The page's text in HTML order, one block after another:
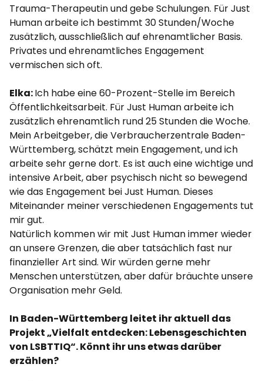
Trauma-Therapeutin und gebe Schulungen. Für Just
Human arbeite ich bestimmt 30 Stunden/Woche
zusätzlich, ausschließlich auf ehrenamtlicher Basis.
Privates und ehrenamtliches Engagement
vermischen sich oft.
Elka:Ich habe eine 60-Prozent-Stelle im Bereich
Öffentlichkeitsarbeit. Für Just Human arbeite ich
zusätzlich ehrenamtlich rund 25 Stunden die Woche.
Mein Arbeitgeber, die Verbraucherzentrale Baden-
Württemberg, schätzt mein Engagement, und ich
arbeite sehr gerne dort. Es ist auch eine wichtige und
intensive Arbeit, aber psychisch nicht so bewegend
wie das Engagement bei Just Human. Dieses
Miteinander meiner verschiedenen Engagements tut
mir gut.
Natürlich kommen wir mit Just Human immer wieder
an unsere Grenzen, die aber tatsächlich fast nur
finanzieller Art sind. Wir würden gerne mehr
Menschen unterstützen, aber dafür bräuchte unsere
Organisation mehr Geld.
In Baden-Württemberg leitet ihr aktuell das
Projekt „Vielfalt entdecken: Lebensgeschichten
von LSBTTIQ“. Könnt ihr uns etwas darüber
erzählen?